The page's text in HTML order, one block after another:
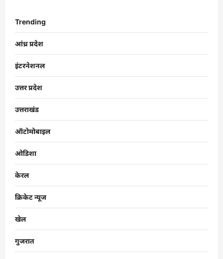
Trending
आंध्र प्रदेश
इंटरनेशनल
उत्तर प्रदेश
उत्तराखंड
ऑटोमोबाइल
ओडिशा
केरल
क्रिकेट न्यूज
खेल
गुजरात